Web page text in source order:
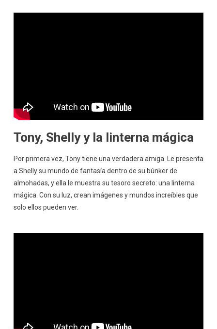
Tony, Shelly y la linterna mágica
Por primera vez, Tony tiene una verdadera amiga. Le presenta
a Shelly su mundo de fantasía dentro de su búnker de
almohadas, y ella le muestra su tesoro secreto: una linterna
mágica. Con su luz, crean imágenes y mundos increíbles que
solo ellos pueden ver.